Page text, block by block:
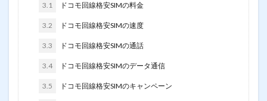
3.1 ドコモ回線格安SIMの料金
3.2 ドコモ回線格安SIMの速度
3.3 ドコモ回線格安SIMの通話
3.4 ドコモ回線格安SIMのデータ通信
3.5 ドコモ回線格安SIMのキャンペーン